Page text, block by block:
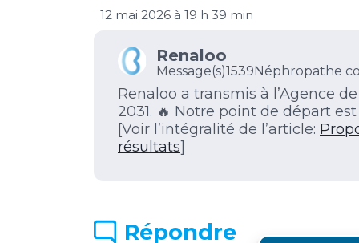
12 mai 2026 à 19 h 39 min
Renaloo
Message(s)1539 Néphropathe
Renaloo a transmis à l’Agence
2031. 🔥 Notre point de départ
[Voir l’intégralité de l’article:
résultats]
Répondre